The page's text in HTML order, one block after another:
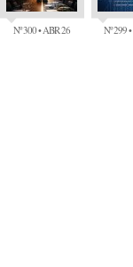
Nº 300 • ABR 26 Nº 299